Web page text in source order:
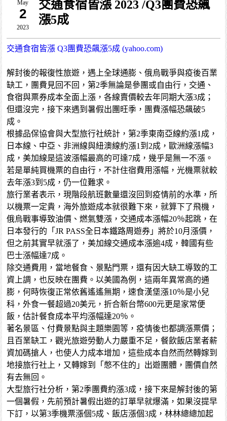
May
2
2023
交通食宿皆漲 2023 /Q3團費恐飆
漲5成
交通食宿皆漲 Q3團費恐飆漲5成 (yahoo.com)
解封後的報復性旅遊，遇上全球通膨、俄烏戰爭與疫後百業
缺工，團費見回不回，第2季無論是參團或自由行，交通、
食宿與票券成本全面上漲，各線賣價較去年同期大漲3成；
但還沒完，接下來遇到暑假出團旺季，團費漲幅恐飆破5
成。
根據品保協會與大型旅行社統計，第2季東南亞線約漲1成，
日本線、中亞、非洲線與紐澳線約漲1到2成，歐洲線漲幅3
成，美加線是這波漲幅最高的可達7成，幾乎是無一不漲。
若是單純買機票的自由行，不計住宿費用漲幅，光機票就較
去年漲3到5成，仍一位難求。
旅行業者表示，現階段航班數量還沒回到疫情前的水準，所
以機票一定貴，海外旅遊成本就很難下來，就算下了飛機，
俄烏戰事導致油價、燃氣雙漲，交通成本漲幅20％起跳，在
日本發行的「JR PASS全日本鐵路周遊券」將於10月漲價，
但之前其實早就漲了，美加線交通成本漲逾4成，韓國有些
巴士漲幅達7成。
除交通費用，當地餐食、景點門票，還有因大缺工導致的工
資上調，也反映在團費。以美國為例，這兩年異常高的通
膨，何時恢復正常依舊遙遙無期，速食漢堡漲10％是小兒
科，外食一餐超過20美元，折合新台幣600元更是家常便
飯，估計餐食成本平均漲幅達20％。
著名景區、付費景點與主題樂園等，疫情後也都調漲票價；
且百業缺工，觀光旅遊勞動人力嚴重不足，餐飲飯店業者薪
資加碼搶人，也使人力成本增加，這些成本自然而然轉嫁到
地接旅行社上，又轉嫁到「憋不住的」出遊團體，團價自然
有去無回。
大型旅行社分析，第2季團費約漲3成，接下來是解封後的第
一個暑假，先前預計暑假出遊的訂單早就爆滿，如果沒提早
下訂，以第3季機票漲個5成、飯店漲個3成，林林總總加起